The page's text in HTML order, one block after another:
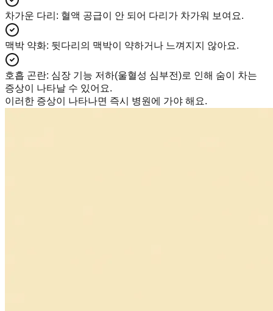
차가운 다리 : 혈액 공급이 안 되어 다리가 차가워 보여요.
맥박 약화: 뒷다리의 맥박이 약하거나 느껴지지 않아요.
호흡 곤란: 심장 기능 저하(울혈성 심부전)로 인해 숨이 차는
증상이 나타날 수 있어요.
이러한 증상이 나타나면 즉시 병원에 가야 해요.